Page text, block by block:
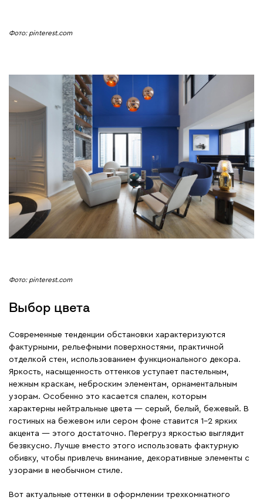
Фото: pinterest.com
Фото: pinterest.com
Выбор цвета
Современные тенденции обстановки характеризуются
фактурными, рельефными поверхностями, практичной
отделкой стен, использованием функционального декора.
Яркость, насыщенность оттенков уступает пастельным,
нежным краскам, неброским элементам, орнаментальным
узорам. Особенно это касается спален, которым
характерны нейтральные цвета ― серый, белый, бежевый. В
гостиных на бежевом или сером фоне ставится 1-2 ярких
акцента ― этого достаточно. Перегруз яркостью выглядит
безвкусно. Лучше вместо этого использовать фактурную
обивку, чтобы привлечь внимание, декоративные элементы с
узорами в необычном стиле.
Вот актуальные оттенки в оформлении трехкомнатного